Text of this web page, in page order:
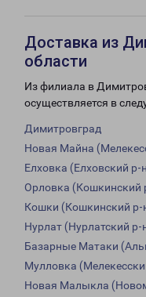
Доставка из
области
Из филиала в
осуществляется в
Димитровград
Новая Майна
Елховка (Елховский р-
Орловка (Кошкинский
Кошки (Кошкинский р-
Нурлат (Нурлатский р-
Базарные Матаки
Мулловка
Новая Малыкла